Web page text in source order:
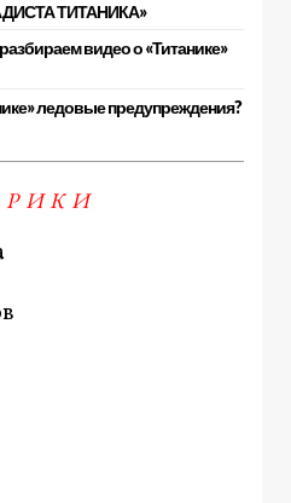
ТИТАНИКА»
видео о «Титанике»
ледовые предупреждения?